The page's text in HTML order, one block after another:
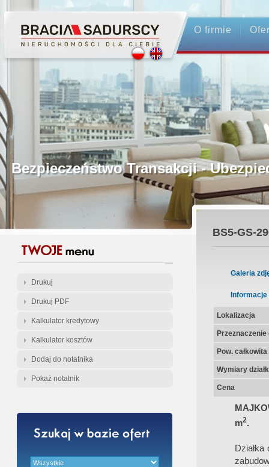
O firmie
Profesjonalne Pośrednictwo
Bezpieczeństwo Transakcji -
Licencjonowani Pośrednicy
Gratis - Przedwstępna Umowa
Drukuj
Drukuj PDF
Kalkulator kredytowy
Kalkulator kosztów
Dodaj do notatnika
Pokaż notatnik
BS5-GS-
Galeria
Informacje
Lokalizacja
Przeznaczenie
Pow.
Wymiary
Cena
m2.